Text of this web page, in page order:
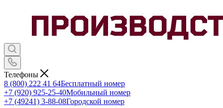
Телефоны
8 (800) 222 41 64Бесплатный номер
+7 (920) 925-25-40Мобильный номер
+7 (49241) 3-88-08Городской номер